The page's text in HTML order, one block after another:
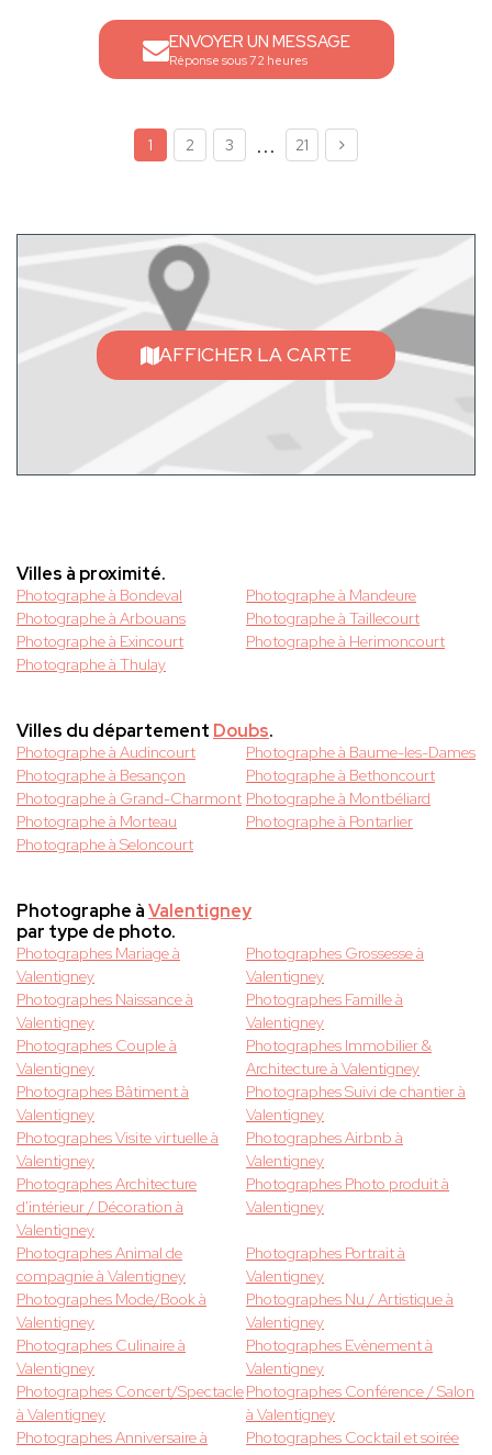
ENVOYER UN MESSAGE
Réponse sous 72 heures
1 2 3 ... 21
AFFICHER LA CARTE
Villes à proximité.
Photographe à Bondeval
Photographe à Mandeure
Photographe à Arbouans
Photographe à Taillecourt
Photographe à Exincourt
Photographe à Herimoncourt
Photographe à Thulay
Villes du département Doubs.
Photographe à Audincourt
Photographe à Baume-les-Dames
Photographe à Besançon
Photographe à Bethoncourt
Photographe à Grand-Charmont Photographe à Montbéliard
Photographe à Morteau
Photographe à Pontarlier
Photographe à Seloncourt
Photographe àValentigney
par type de photo.
Photographes Mariage à
Valentigney
Photographes Grossesse à
Valentigney
Photographes Naissance à
Valentigney
Photographes Famille à
Valentigney
Photographes Couple à
Valentigney
Photographes Immobilier &
Architecture à Valentigney
Photographes Bâtiment à
Valentigney
Photographes Suivi de chantier à
Valentigney
Photographes Visite virtuelle à
Valentigney
Photographes Airbnb à
Valentigney
Photographes Architecture
d'intérieur / Décoration à
Valentigney
Photographes Photo produit à
Valentigney
Photographes Animal de
compagnie à Valentigney
Photographes Portrait à
Valentigney
Photographes Mode/Book à
Valentigney
Photographes Nu / Artistique à
Valentigney
Photographes Culinaire à
Valentigney
Photographes Evènement à
Valentigney
Photographes Concert/Spectacle
à Valentigney
Photographes Conférence / Salon
à Valentigney
Photographes Anniversaire à
Photographes Cocktail et soirée